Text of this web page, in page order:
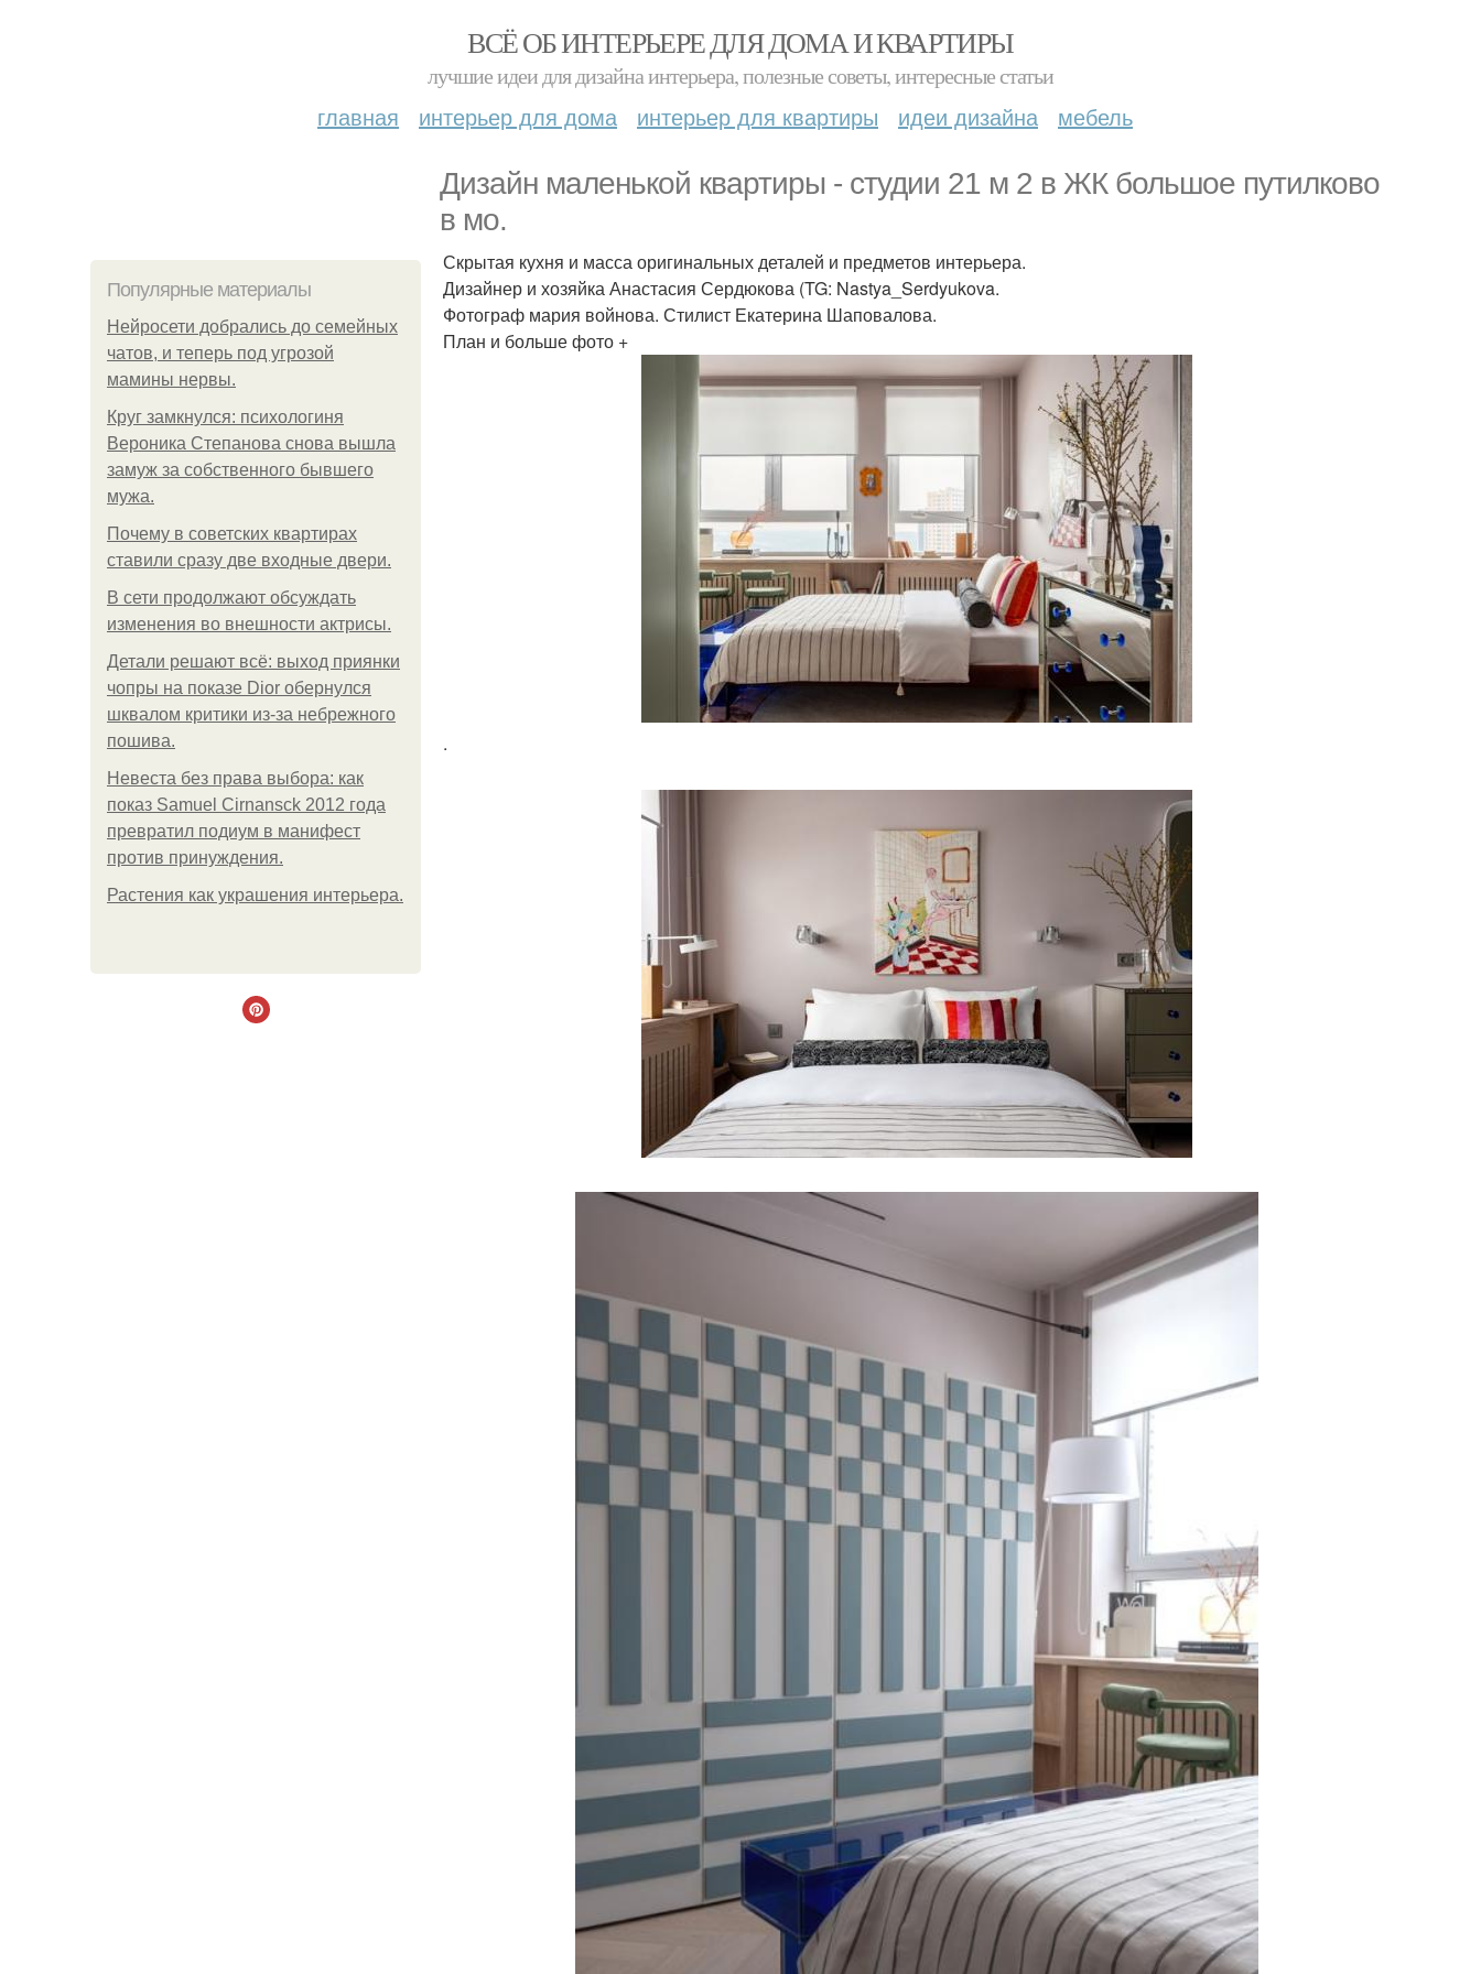
ВСЁ ОБ ИНТЕРЬЕРЕ ДЛЯ ДОМА И КВАРТИРЫ
лучшие идеи для дизайна интерьера, полезные советы, интересные статьи
главная интерьер для дома интерьер для квартиры идеи дизайна мебель
Дизайн маленькой квартиры - студии 21 м 2 в ЖК большое путилково
в мо.
Популярные материалы
Нейросети добрались до семейных
чатов, и теперь под угрозой
мамины нервы.
Круг замкнулся: психологиня
Вероника Степанова снова вышла
замуж за собственного бывшего
мужа.
Почему в советских квартирах
ставили сразу две входные двери.
В сети продолжают обсуждать
изменения во внешности актрисы.
Детали решают всё: выход приянки
чопры на показе Dior обернулся
шквалом критики из-за небрежного
пошива.
Невеста без права выбора: как
показ Samuel Cirnansck 2012 года
превратил подиум в манифест
против принуждения.
Растения как украшения интерьера.
Скрытая кухня и масса оригинальных деталей и предметов интерьера.
Дизайнер и хозяйка Анастасия Сердюкова (TG: Nastya_Serdyukova.
Фотограф мария войнова. Стилист Екатерина Шаповалова.
План и больше фото +
.